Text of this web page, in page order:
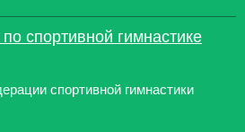
спортивной гимнастике
спортивной гимнастики